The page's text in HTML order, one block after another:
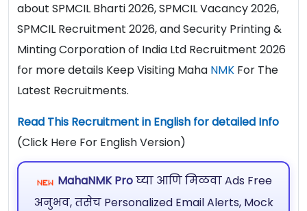
about SPMCIL Bharti 2026, SPMCIL Vacancy 2026,
SPMCIL Recruitment 2026, and Security Printing &
Minting Corporation of India Ltd Recruitment 2026
for more details Keep Visiting Maha NMK For The
Latest Recruitments.
Read This Recruitment in English for detailed Info
(Click Here For English Version)
MahaNMK Proघ्या आणि मिळवा Ads Free
अनुभव, तसेच Personalized Email Alerts, Mock